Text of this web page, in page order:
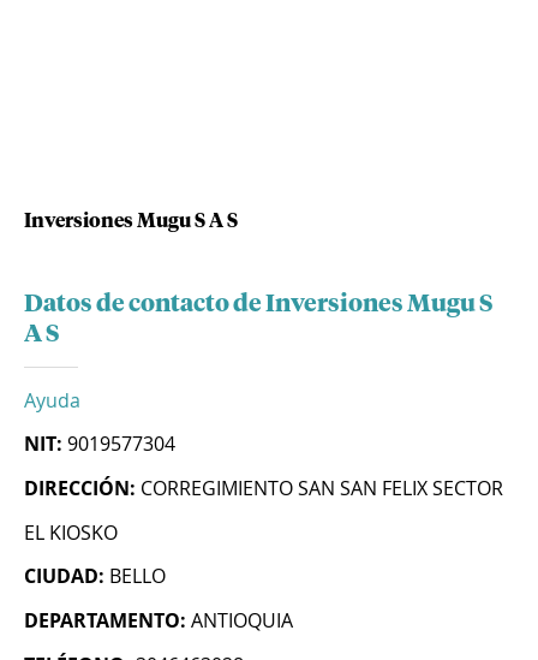
Inversiones Mugu S A S
Datos de contacto de Inversiones Mugu S
A S
Ayuda
NIT: 9019577304
DIRECCIÓN: CORREGIMIENTO SAN SAN FELIX SECTOR
EL KIOSKO
CIUDAD: BELLO
DEPARTAMENTO: ANTIOQUIA